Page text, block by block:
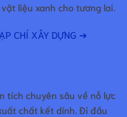
liệu xanh cho tương lai.
CHÍ XÂY DỰNG ➔
tích chuyên sâu về nỗ lực
chất kết dính. Đi đầu